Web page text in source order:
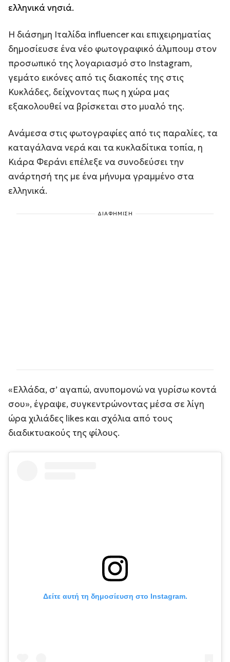
ελληνικά νησιά.
Η διάσημη Ιταλίδα influencer και επιχειρηματίας
δημοσίευσε ένα νέο φωτογραφικό άλμπουμ στον
προσωπικό της λογαριασμό στο Instagram,
γεμάτο εικόνες από τις διακοπές της στις
Κυκλάδες, δείχνοντας πως η χώρα μας
εξακολουθεί να βρίσκεται στο μυαλό της.
Ανάμεσα στις φωτογραφίες από τις παραλίες, τα
καταγάλανα νερά και τα κυκλαδίτικα τοπία, η
Κιάρα Φεράνι επέλεξε να συνοδεύσει την
ανάρτησή της με ένα μήνυμα γραμμένο στα
ελληνικά.
ΔΙΑΦΗΜΙΣΗ
«Ελλάδα, σ’ αγαπώ, ανυπομονώ να γυρίσω κοντά
σου», έγραψε, συγκεντρώνοντας μέσα σε λίγη
ώρα χιλιάδες likes και σχόλια από τους
διαδικτυακούς της φίλους.
Δείτε αυτή τη δημοσίευση στο Instagram.